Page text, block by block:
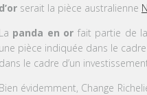
d’orserait la pièce australienne
La panda en or fait partie de
une pièce indiquée dans le
dans le cadre d’un
Bien évidemment, Change